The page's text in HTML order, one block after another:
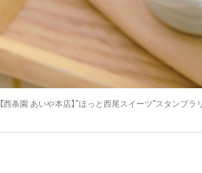
【西条園 あいや本店】“ほっと西尾スイーツ”スタンプ